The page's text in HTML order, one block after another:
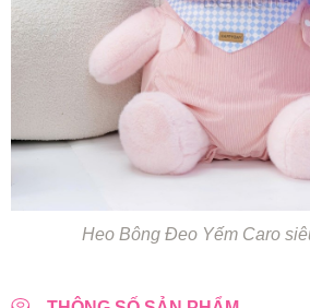
Heo Bông Đeo Yếm Caro